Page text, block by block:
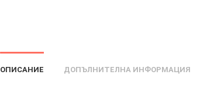
ОПИСАНИЕ ДОПЪЛНИТЕЛНА ИНФОРМАЦИЯ